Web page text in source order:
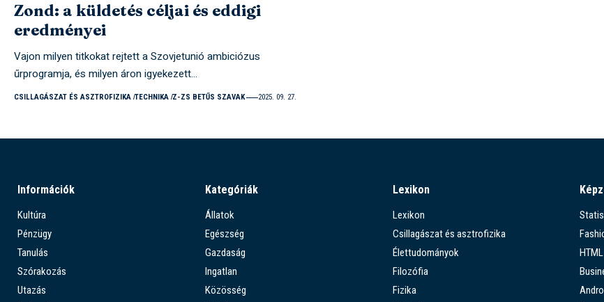
Zond: a küldetés céljai és eddigi
eredményei
Vajon milyen titkokat rejtett a Szovjetunió ambiciózus
űrprogramja, és milyen áron igyekezett…
CSILLAGÁSZAT ÉS ASZTROFIZIKA TECHNIKA Z-ZS BETŰS SZAVAK 2025. 09. 27.
Információk
Kultúra
Pénzügy
Tanulás
Szórakozás
Utazás
Kategóriák
Állatok
Egészség
Gazdaság
Ingatlan
Közösség
Lexikon
Lexikon
Csillagászat és asztrofizika
Élettudományok
Filozófia
Fizika